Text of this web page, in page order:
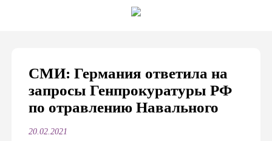
СМИ: Германия ответила на
запросы Генпрокуратуры РФ
по отравлению Навального
20.02.2021